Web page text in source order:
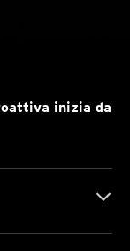
inizia da